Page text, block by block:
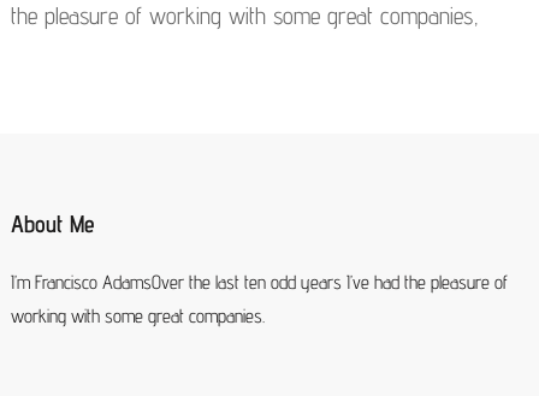
the pleasure of working with some great companies,
About Me
I’m Francisco AdamsOver the last ten odd years I’ve had the pleasure of
working with some great companies.